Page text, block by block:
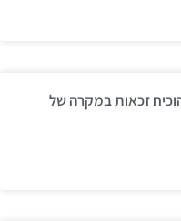
זכאות במקרה של